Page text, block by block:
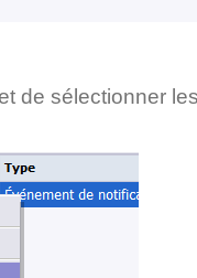
de sélectionner